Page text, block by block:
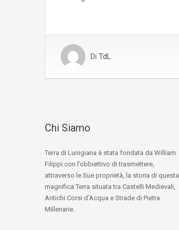
Di TdL
Chi Siamo
Terra di Lunigiana è stata fondata da William
Filippi con l’obbiettivo di trasmettere,
attraverso le Sue proprietà, la storia di questa
magnifica Terra situata tra Castelli Medievali,
Antichi Corsi d’Acqua e Strade di Pietra
Millenarie.